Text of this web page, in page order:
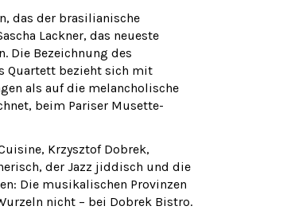
das der brasilianische
Lackner, das neueste
Die Bezeichnung des
Quartett bezieht sich mit
als auf die melancholische
beim Pariser Musette-
Krzysztof Dobrek,
der Jazz jiddisch und die
Die musikalischen Provinzen
nicht – bei Dobrek Bistro.